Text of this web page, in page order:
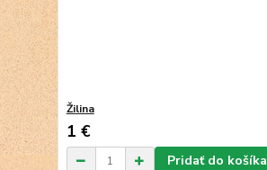
Žilina
1 €
Pridať do košíka